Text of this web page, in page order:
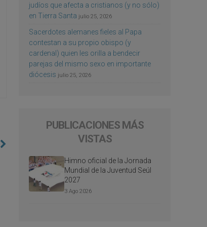
judíos que afecta a cristianos (y no sólo)
en Tierra Santa julio 25, 2026
Sacerdotes alemanes fieles al Papa
contestan a su propio obispo (y
cardenal) quien les orilla a bendecir
parejas del mismo sexo en importante
diócesis julio 25, 2026
PUBLICACIONES MÁS
VISTAS
Himno oficial de la Jornada
Mundial de la Juventud Seúl
2027
3 Ago 2026